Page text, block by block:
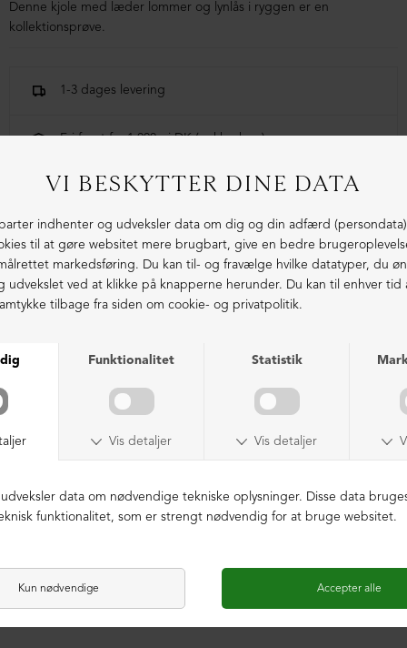
Denne kjole med læder lommer og lynlås i ryggen er en
kollektionsprøve.
1-3 dages levering
Fri fragt fra 1.000,- i DK (pakkeshop)
Ekstraordinær kvalitet - produceret i Europa
LIGNENDE PRODUKTER
SAMPLE
Kollektionsprøve bukser
DKK 499,00
SAMPLE
Kollektionsprøve bukser
DKK 499,00